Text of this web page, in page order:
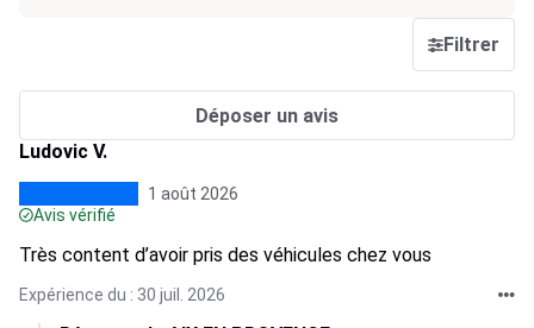
Filtrer
Déposer un avis
Ludovic V.
1 août 2026
Avis vérifié
Très content d’avoir pris des véhicules chez vous
Expérience du : 30 juil. 2026